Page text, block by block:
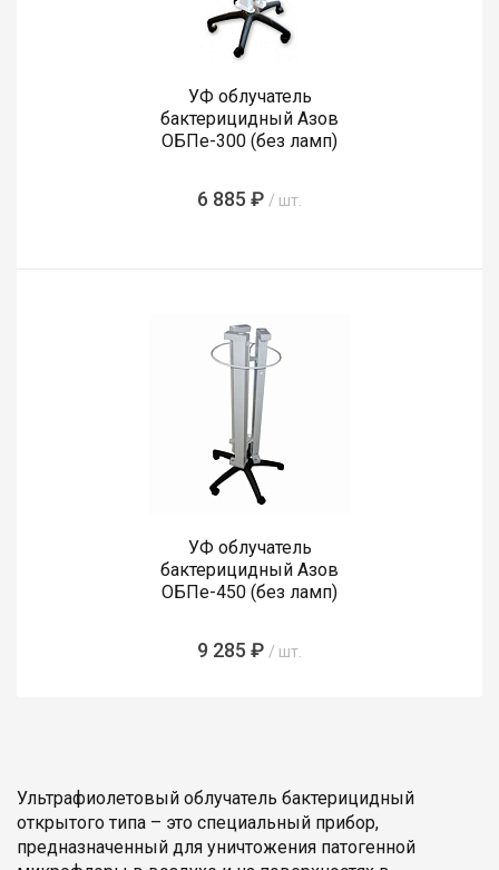
УФ облучатель
бактерицидный Азов
ОБПе-300 (без ламп)
6 885 ₽ / шт.
УФ облучатель
бактерицидный Азов
ОБПе-450 (без ламп)
9 285 ₽ / шт.
Ультрафиолетовый облучатель бактерицидный
открытого типа – это специальный прибор,
предназначенный для уничтожения патогенной